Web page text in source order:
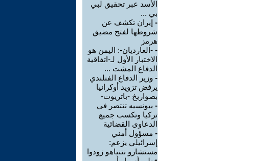
الأسد عبر تحقيق لبي
بي ...
- إيران تكشف عن
شروطها لفتح مضيق
هرمز
- -الغارديان-: اليمن هو
الاختبار الأول لـ-اتفاقية
الدفاع المشت ...
- وزير الدفاع الفنلندي
يرفض تزويد أوكرانيا
بصواريخ -باتريوت-
- بيونسيه تنتصر في
تركيا وتكسب جميع
الدعاوى القضائية
- مسؤول أمني
إسرائيلي يزعم:
مستشارو نتنياهو زودوا